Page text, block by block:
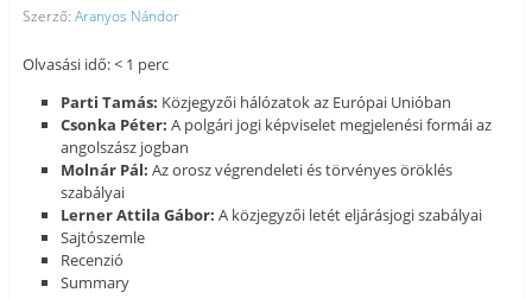
Szerző: Aranyos Nándor
Olvasási idő: < 1 perc
Parti Tamás: Közjegyzői hálózatok az Európai Unióban
Csonka Péter: A polgári jogi képviselet megjelenési formái az
angolszász jogban
Molnár Pál: Az orosz végrendeleti és törvényes öröklés
szabályai
Lerner Attila Gábor: A közjegyzői letét eljárásjogi szabályai
Sajtószemle
Recenzió
Summary